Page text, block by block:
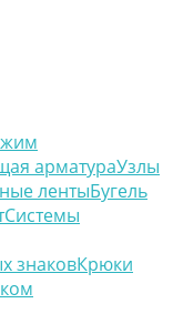
арматураУзлы
лентыБугель
Системы
знаковКрюки